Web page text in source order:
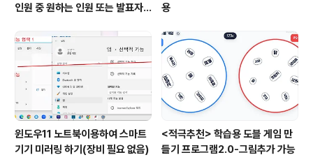
인원 중 원하는 인원 또는 발표자
용
윈도우11 노트북이용하여 스마트
기기 미러링 하기(장비 필요 없음)
<적극추천> 학습용 도블 게임 만
들기 프로그램2.0-그림추가 가능